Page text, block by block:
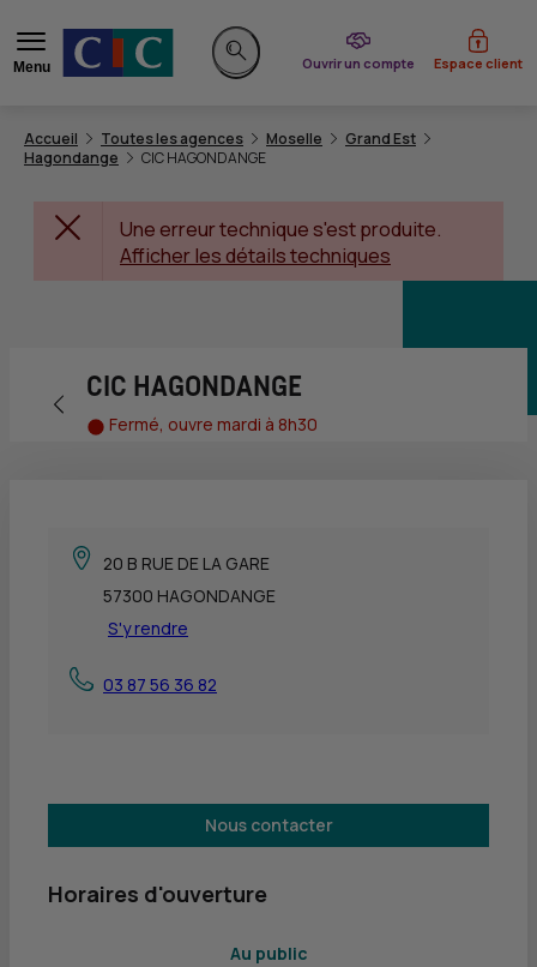
Menu
Rechercher sur le site
Ouvrir un compte
du CIC Espace client
Accueil Toutes les agences Moselle
Grand Est
Hagondange
CIC HAGONDANGE
Une erreur technique s'est produite.
Afficher les détails techniques
Retour vers la page précédente
CIC HAGONDANGE
Fermé, ouvre mardi à 8h30
20 B RUE DE LA GARE
57300 HAGONDANGE
S'y rendre
03 87 56 36 82
Nous contacter
Horaires d'ouverture
Au public